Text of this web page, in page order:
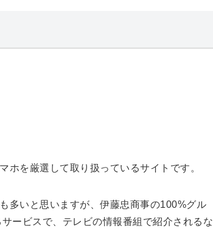
ホを厳選して取り扱っているサイトです。
多いと思いますが、伊藤忠商事の100%グル
ービスで、テレビの情報番組で紹介されるな